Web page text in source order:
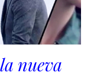
nueva